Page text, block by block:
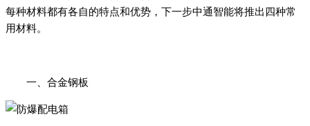
每种材料都有各自的特点和优势，下一步中通智能将推出四种常
用材料。
一、合金钢板